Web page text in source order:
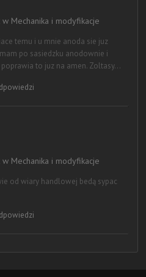
w Mechanika i modyfikacje
temu i u mnie anoda sie juz
po sasiedzku anodownie i
to juz na amen. Zoltasy...
w Mechanika i modyfikacje
od wiary handlowej bedą sypac